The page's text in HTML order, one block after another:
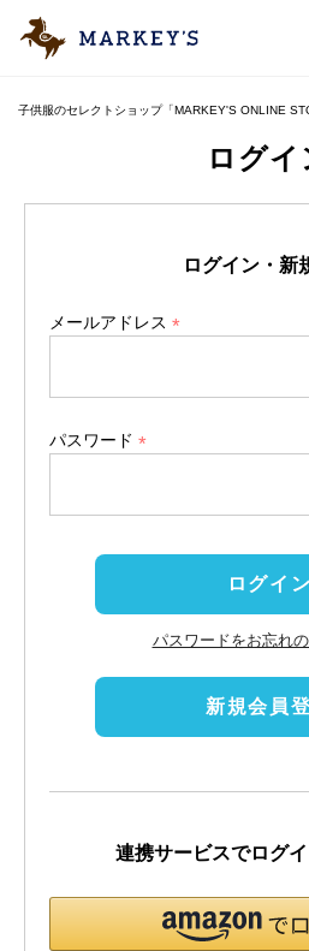
子供服のセレクトショップ「MARKEY'S ONLINE
ログイ
ログイン・新
メールアドレス
パスワード
)
ログイン
パスワードをお忘れ
新規会員
連携サービスでログ